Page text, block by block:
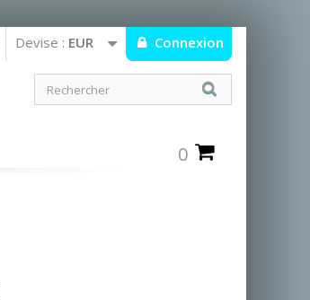
Connexion
Devise : EUR
0